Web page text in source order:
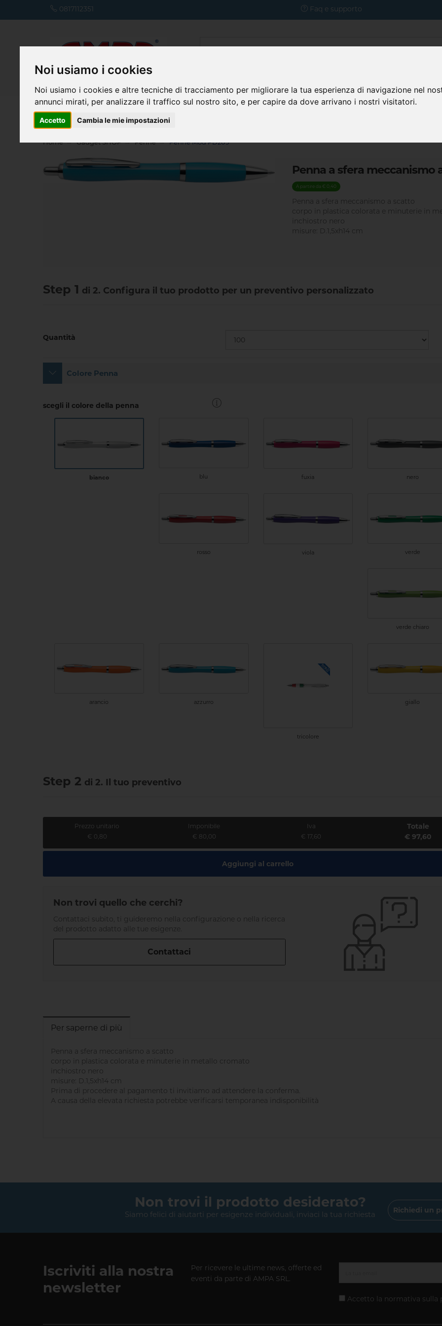
Noi usiamo i cookies
Noi usiamo i cookies e altre tecniche di tracciamento per migliorare la tua esperienza di navigazione nel
annunci mirati, per analizzare il traffico sul nostro sito, e per capire da dove arrivano i nostri visitatori.
Accetto Cambia le mie impostazioni
0817112351 Faq e supporto
Home Gadget SHOP Penne Penne Mod PD209
Penna a sfera meccanismo
A partire da € 0,40
Penna a sfera meccanismo a scatto
corpo in plastica colorata e minuterie in
inchiostro nero
misure: D.1,5xh14 cm
Step 1 di 2. Configura il tuo prodotto per un preventivo personalizzato
Quantità
Colore Penna
scegli il colore della penna
bianco blu fuxia nero
rosso viola verde
verde chiaro
arancio azzurro
tricolore
giallo
Step 2 di 2. Il tuo preventivo
Prezzo unitario
€ 0,80
Imponibile
€ 80,00
Iva
€ 17,60
Totale
€ 97,60
Aggiungi al carrello
Non trovi quello che cerchi?
Contattaci subito, ti guideremo nella configurazione o nella ricerca
del prodotto adatto alle tue esigenze.
Contattaci
Per saperne di più
Penna a sfera meccanismo a scatto
corpo in plastica colorata e minuterie in metallo cromato
inchiostro nero
misure: D.1,5xh14 cm
Prima di procedere al pagamento ti
invitiamo ad attendere la conferma.
A causa della elevata richiesta potrebbe verificarsi temporanea indisponibilità
Non trovi il prodotto desiderato?
Siamo felici di aiutarti per esigenze individuali, inviaci la tua richiesta Richiedi un
Iscriviti alla nostra
newsletter
Per ricevere le ultime news, offerte ed
eventi da parte di AMPA SRL.
Accetto la normativa sulla